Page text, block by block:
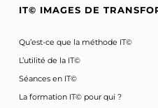
IT© IMAGES DE
Qu’est-ce que la méthode IT©
L’utilité de la IT©
Séances en IT©
La formation IT© pour qui ?